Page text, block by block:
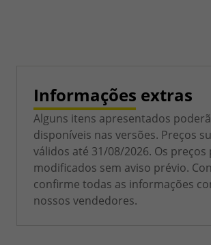
Informações extras
Alguns itens apresentados
disponíveis nas versões. Preços
válidos até 31/08/2026. Os
modificados sem aviso prévio.
confirme todas as informações
nossos vendedores.